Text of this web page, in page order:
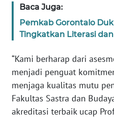
Baca Juga:
Pemkab Gorontalo
Tingkatkan Literasi
“Kami berharap dari
menjadi penguat
menjaga kualitas mutu
Fakultas Sastra dan
akreditasi terbaik ucap
WN
BANTEN
WN
NTT
WN
KEPRI